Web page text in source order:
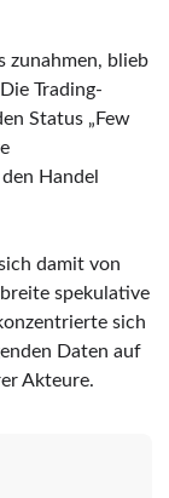
zunahmen, blieb
Trading-
Status „Few
Handel
damit von
spekulative
sich
Daten auf
Akteure.